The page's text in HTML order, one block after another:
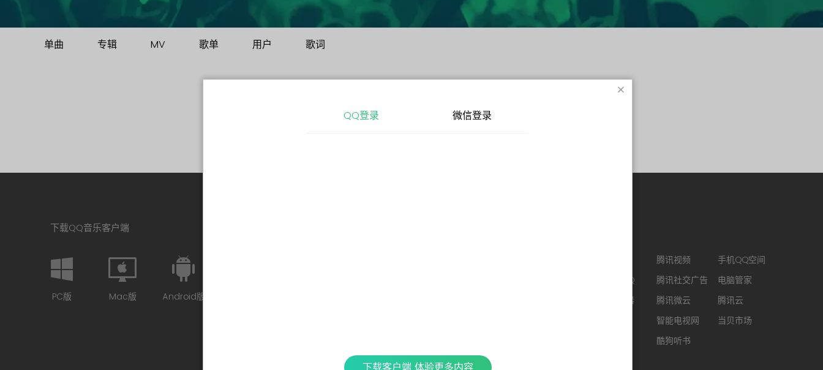
单曲 专辑 MV 歌单 用户 歌词
查看更多内容，请下载客户端
下载QQ音乐客户端
PC版 Mac版 Android版
腾讯视频
手机QQ空间
最新版QQ
腾讯社交广告
电脑管家
QQ浏览器
腾讯微云
腾讯云
智能电视网
当贝市场
酷狗听书
QQ登录 微信登录